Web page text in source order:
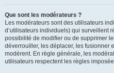
Que sont les modérateurs ?
Les modérateurs sont des utilisateurs
d’utilisateurs individuels) qui surveillent
possibilité de modifier ou de supprimer
déverrouiller, les déplacer, les fusionner
modèrent. En règle générale, les
utilisateurs respectent les règles